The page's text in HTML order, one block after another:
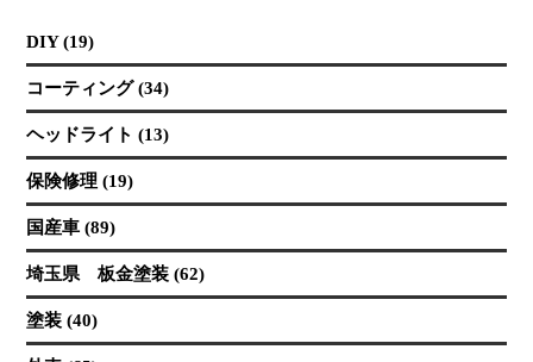
DIY (19)
コーティング (34)
ヘッドライト (13)
保険修理 (19)
国産車 (89)
埼玉県 板金塗装 (62)
塗装 (40)